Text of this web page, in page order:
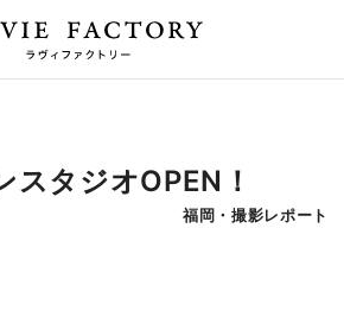
スタジオOPEN！
福岡・撮影レポート